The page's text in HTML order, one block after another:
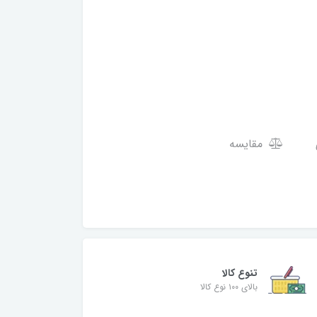
مقایسه
تنوع کالا
بالای ۱۰۰ نوع کالا